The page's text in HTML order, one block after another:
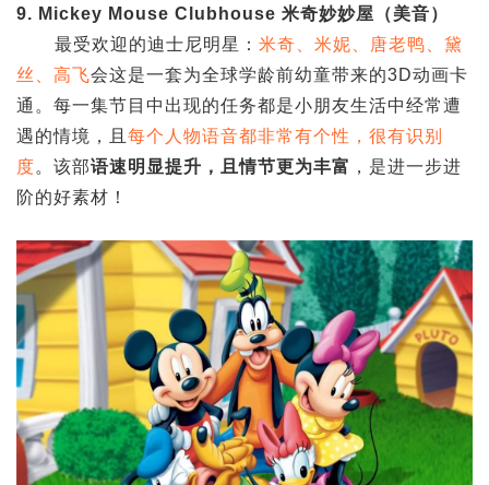
9. Mickey Mouse Clubhouse 米奇妙妙屋（美音）
最受欢迎的迪士尼明星： 米奇、米妮、唐老鸭、黛
丝、高飞会这是一套为全球学龄前幼童带来的3D动画卡
通。每一集节目中出现的任务都是小朋友生活中经常遭
遇的情境，且 每个人物语音都非常有个性，很有识别
度。该部语速明显提升，且情节更为丰富 ，是进一步进
阶的好素材！